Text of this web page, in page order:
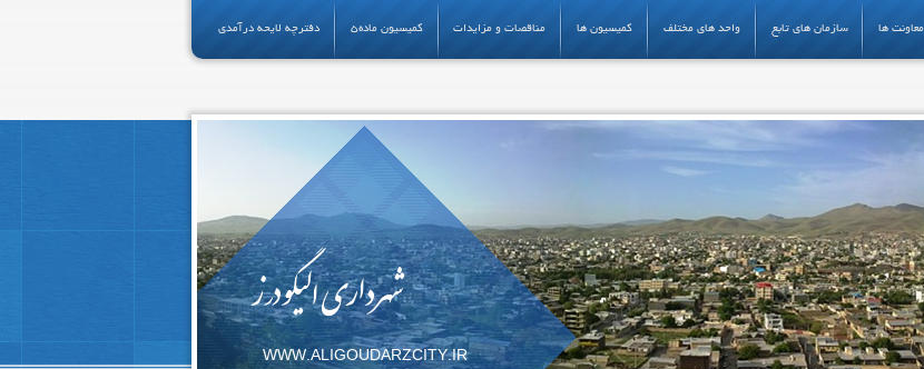
معاونت ها سازمان های تابع واحد های مختلف کمیسیون ها مناقصات و مزایدات کمیسیون ماده5 دفترچه لایحه درآمدی
شهرداری الیگودرز
WWW.ALIGOUDARZCITY.IR